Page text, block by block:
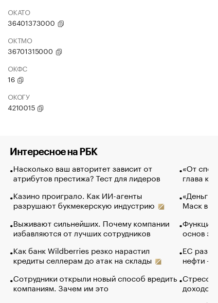
ОКАТО
36401373000
ОКТМО
36701315000
ОКФС
16
ОКОГУ
4210015
Интересное на РБК
Насколько ваш авторитет зависит от
атрибутов престижа? Тест для лидеров
Казино проиграло. Как ИИ-агенты
разрушают букмекерскую индустрию
Выживают сильнейших. Почему компании
избавляются от лучших сотрудников
Как банк Wildberries резко нарастил
кредиты селлерам до атак на склады
Сотрудники открыли новый способ вредить
компаниям. Зачем им это
«От
глава
«Деньги
Маск в
Функции
основ
ЕС
нефти —
Стресс
доходов